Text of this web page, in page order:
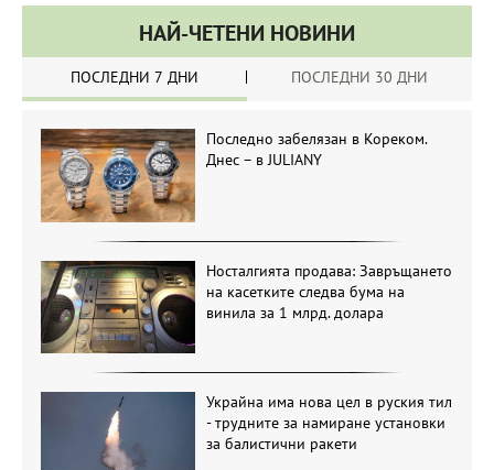
НАЙ-ЧЕТЕНИ НОВИНИ
ПОСЛЕДНИ 7 ДНИ ПОСЛЕДНИ 30 ДНИ
Последно забелязан в Кореком.
Днес – в JULIANY
Носталгията продава: Завръщането
на касетките следва бума на
винила за 1 млрд. долара
Украйна има нова цел в руския тил
- трудните за намиране установки
за балистични ракети